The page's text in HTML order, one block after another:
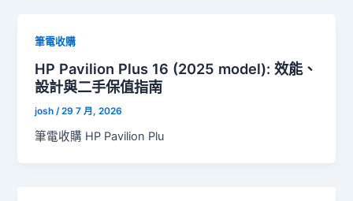
筆電收購
HP Pavilion Plus 16 (2025 model): 效能、
設計與二手保值指南
josh /29 7 月, 2026
筆電收購 HP Pavilion Plu